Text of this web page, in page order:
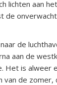
lichten aan
de
de
aan de
Het is alweer
van de zomer,